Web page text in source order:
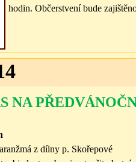
hodin. Občerstvení bude
NA
z dílny p. Skořepové